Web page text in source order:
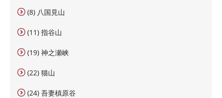
(8) 八国見山
(11) 指谷山
(19) 神之瀬峡
(22) 猫山
(24) 吾妻槙原谷